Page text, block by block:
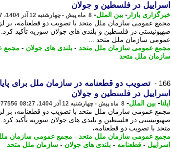
اسراییل در فلسطین و جولان
خبرگزاری بازار - بین الملل- 8 ماه پیش - چهارشنبه 12 آذر 1404، 08:27
مجمع عمومی سازمان ملل متحد با تصویب دو قطعنامه، بر
صهیونیستی در فلسطین و بلندی های جولان سوریه تأکید
عمومی سازمان ملل متحد ...
مجمع عمومی سازمان ملل متحد - بلندی های جولان - مجمع
سازمان ملل متحد
166 -
تصویب دو قطعنامه در سازمان ملل برای
اسراییل در فلسطین و جولان
ایلنا- بین الملل- 8 ماه پیش - چهارشنبه 12 آذر 1404، 08:27
مجمع عمومی سازمان ملل متحد با تصویب دو قطعنامه، بر
صهیونیستی در فلسطین و بلندی های جولان سوریه تأکید
متحد با تصویب دو قطعنامه،
مجمع عمومی سازمان ملل متحد - مجمع عمومی سازمان
اسراییل - قطعنامه - بلندی های جولان - سازمان ملل متحد